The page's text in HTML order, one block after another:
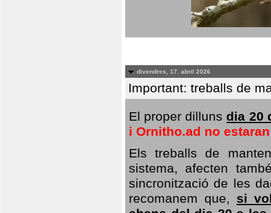
divendres, 17. abril 2026
Important: treballs de
El proper dilluns dia 20
i Ornitho.ad no
Els treballs de
sistema, afecten
sincronització de les
recomanem que, si